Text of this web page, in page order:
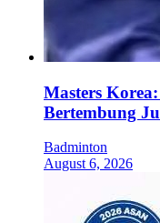
Masters
Bertembung
Badminton
August 6, 2026